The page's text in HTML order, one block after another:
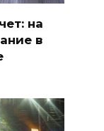
на
в